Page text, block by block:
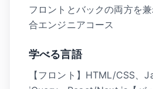
フロントとバックの両方を
合エンジニアコース
学べる言語
【フロント】HTML/CSS、